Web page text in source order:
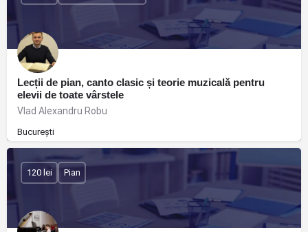
Lecții de pian, canto clasic și teorie muzicală pentru
elevii de toate vârstele
Vlad Alexandru Robu
București
120 lei Pian